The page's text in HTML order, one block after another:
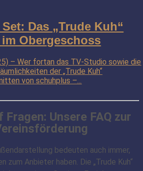
Das „Trude Kuh“
Obergeschoss
– Wer fortan das TV-Studio sowie die
der „Trude Kuh“
von schuhplus –...
Unsere FAQ zur
bedeuten auch immer,
zum Anbieter haben. Die „Trude Kuh“